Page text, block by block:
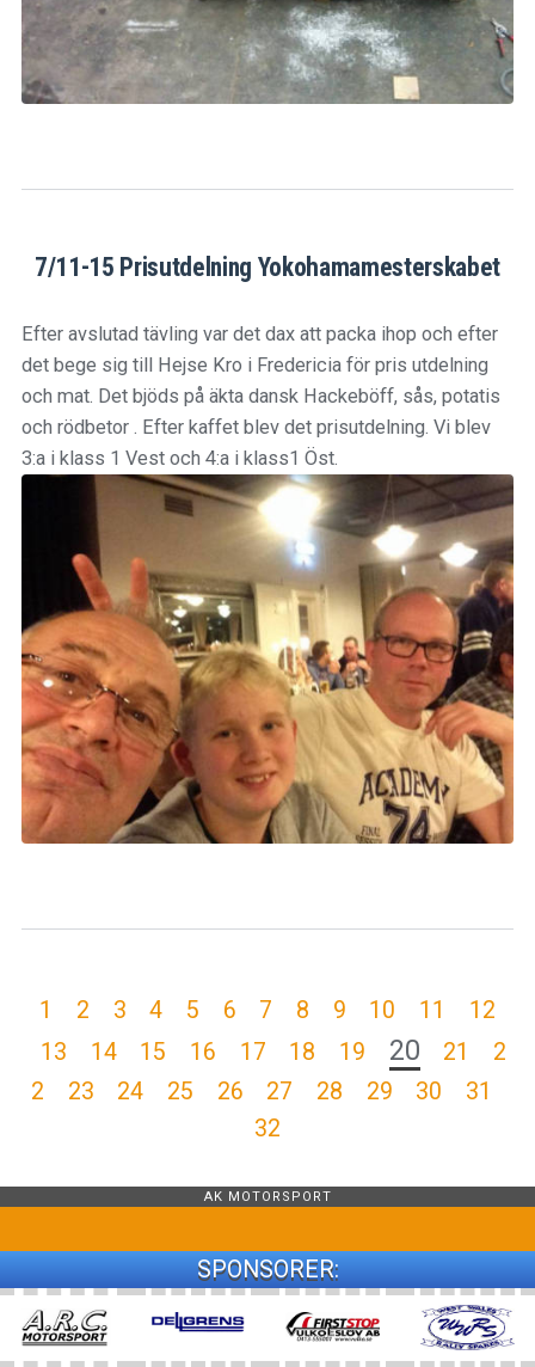
7/11-15 Prisutdelning Yokohamamesterskabet
Efter avslutad tävling var det dax att packa ihop och efter
det bege sig till Hejse Kro i Fredericia för pris utdelning
och mat. Det bjöds på äkta dansk Hackeböff, sås, potatis
och rödbetor . Efter kaffet blev det prisutdelning. Vi blev
3:a i klass 1 Vest och 4:a i klass1 Öst.
1 2 3 4 5 6 7 8 9 10 11
12
13
14 15 16 17 18 19 20 21
2
2
23 24 25 26 27 28 29 30
31
32
AK MOTORSPORT
SPONSORER: